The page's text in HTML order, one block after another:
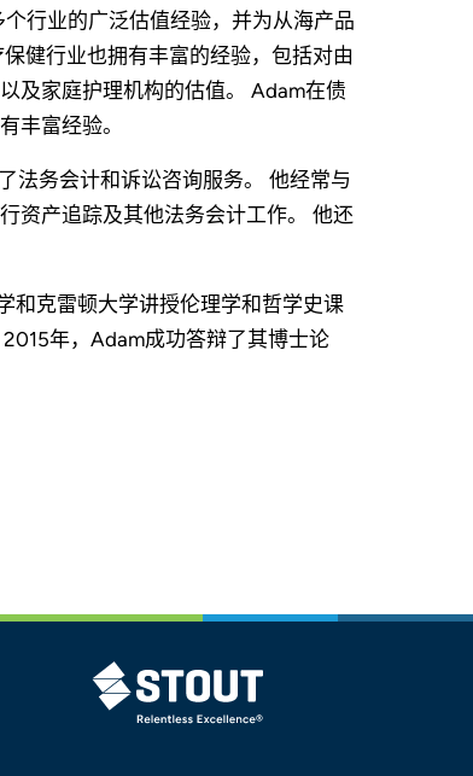
行业的广泛估值经验，并为从海产品
健行业也拥有丰富的经验，包括对由
及家庭护理机构的估值。 Adam在债
丰富经验。
法务会计和诉讼咨询服务。 他经常与
资产追踪及其他法务会计工作。 他还
和克雷顿大学讲授伦理学和哲学史课
年，Adam成功答辩了其博士论
GlassdoorSTOUT LOGO